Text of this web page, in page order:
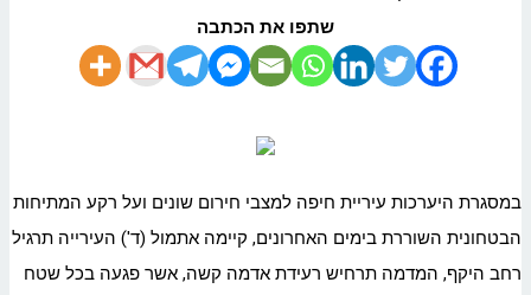
שתפו את הכתבה
במסגרת היערכות עיריית חיפה למצבי חירום שונים ועל רקע המתיחות
הבטחונית השוררת בימים האחרונים, קיימה אתמול (ד') העירייה תרגיל
רחב היקף, המדמה תרחיש רעידת אדמה קשה, אשר פגעה בכל שטח